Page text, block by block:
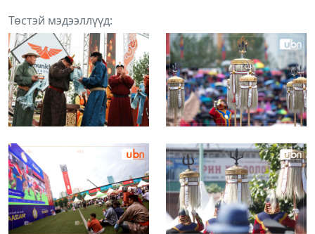
Төстэй мэдээллүүд: